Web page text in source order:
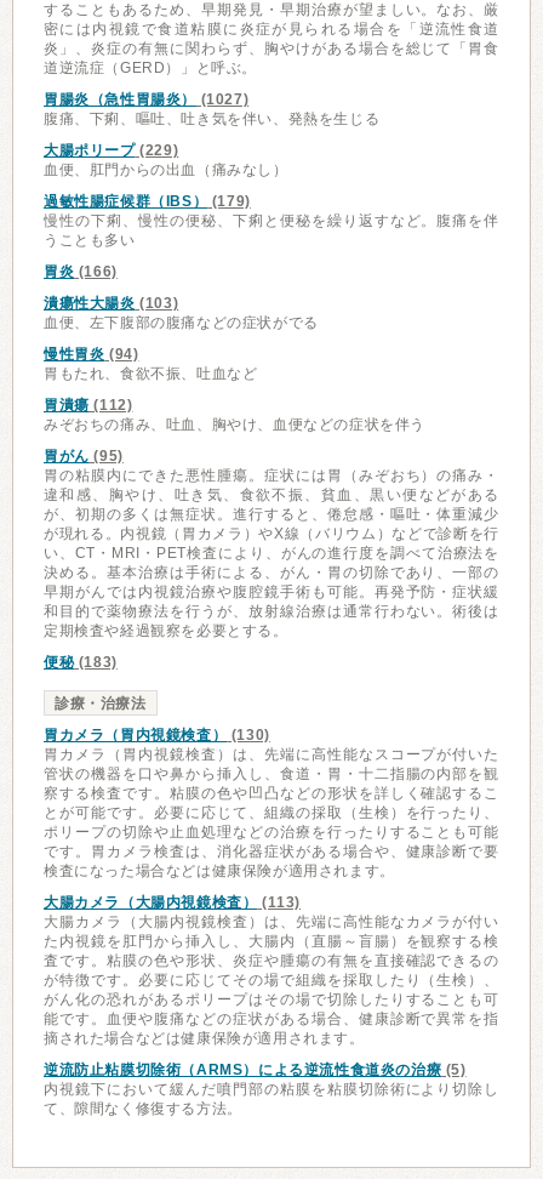
することもあるため、早期発見・早期治療が望ましい。なお、厳
密には内視鏡で食道粘膜に炎症が見られる場合を「逆流性食道
炎」、炎症の有無に関わらず、胸やけがある場合を総じて「胃食
道逆流症（GERD）」と呼ぶ。
胃腸炎（急性胃腸炎）
(1027)
腹痛、下痢、嘔吐、吐き気を伴い、発熱を生じる
大腸ポリープ(229)
血便、肛門からの出血（痛みなし）
過敏性腸症候群（IBS）
(179)
慢性の下痢、慢性の便秘、下痢と便秘を繰り返すなど。腹痛を伴
うことも多い
胃炎 (166)
潰瘍性大腸炎 (103)
血便、左下腹部の腹痛などの症状がでる
慢性胃炎 (94)
胃もたれ、食欲不振、吐血など
胃潰瘍 (112)
みぞおちの痛み、吐血、胸やけ、血便などの症状を伴う
胃がん (95)
胃の粘膜内にできた悪性腫瘍。症状には胃（みぞおち）の痛み・
違和感、胸やけ、吐き気、食欲不振、貧血、黒い便などがある
が、初期の多くは無症状。進行すると、倦怠感・嘔吐・体重減少
が現れる。内視鏡（胃カメラ）やX線（バリウム）などで診断を行
い、CT・MRI・PET検査により、がんの進行度を調べて治療法を
決める。基本治療は手術による、がん・胃の切除であり、一部の
早期がんでは内視鏡治療や腹腔鏡手術も可能。再発予防・症状緩
和目的で薬物療法を行うが、放射線治療は通常行わない。術後は
定期検査や経過観察を必要とする。
便秘(183)
診療・治療法
胃カメラ（胃内視鏡検査）
(130)
胃カメラ（胃内視鏡検査）は、先端に高性能なスコープが付いた
管状の機器を口や鼻から挿入し、食道・胃・十二指腸の内部を観
察する検査です。粘膜の色や凹凸などの形状を詳しく確認するこ
とが可能です。必要に応じて、組織の採取（生検）を行ったり、
ポリープの切除や止血処理などの治療を行ったりすることも可能
です。胃カメラ検査は、消化器症状がある場合や、健康診断で要
検査になった場合などは健康保険が適用されます。
大腸カメラ（大腸内視鏡検査）
(113)
大腸カメラ（大腸内視鏡検査）は、先端に高性能なカメラが付い
た内視鏡を肛門から挿入し、大腸内（直腸～盲腸）を観察する検
査です。粘膜の色や形状、炎症や腫瘍の有無を直接確認できるの
が特徴です。必要に応じてその場で組織を採取したり（生検）、
がん化の恐れがあるポリープはその場で切除したりすることも可
能です。血便や腹痛などの症状がある場合、健康診断で異常を指
摘された場合などは健康保険が適用されます。
逆流防止粘膜切除術（ARMS）による逆流性食道炎の治療 (5)
内視鏡下において緩んだ噴門部の粘膜を粘膜切除術により切除し
て、隙間なく修復する方法。